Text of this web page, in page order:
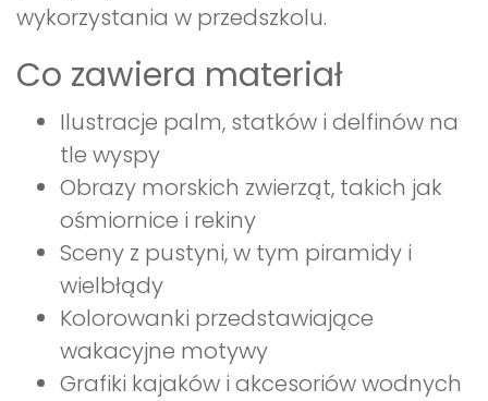
wykorzystania w przedszkolu.
Co zawiera materiał
Ilustracje palm, statków i delfinów na
tle wyspy
Obrazy morskich zwierząt, takich jak
ośmiornice i rekiny
Sceny z pustyni, w tym piramidy i
wielbłądy
Kolorowanki przedstawiające
wakacyjne motywy
Grafiki kajaków i akcesoriów wodnych